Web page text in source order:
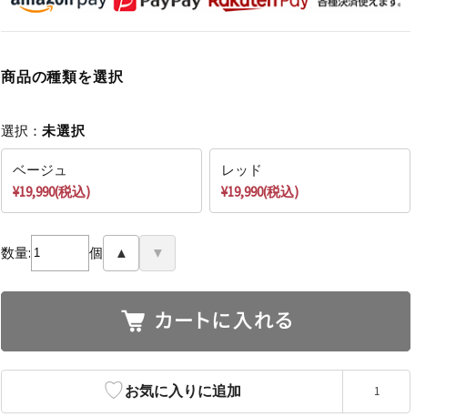
商品の種類を選択
選択： 未選択
ベージュ
¥19,990(税込)
レッド
¥19,990(税込)
数量: 個 ▲ ▼
♡お気に入りに追加 1